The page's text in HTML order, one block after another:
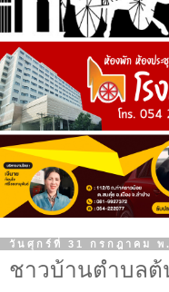
วันศุกร์ที่ 31 กรกฎาคม พ
ชาวบ้านตำบลต้